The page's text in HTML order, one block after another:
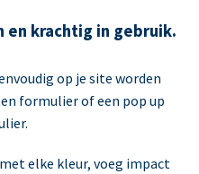
krachtig in gebruik.
op je site worden
formulier of een pop up
elke kleur, voeg impact